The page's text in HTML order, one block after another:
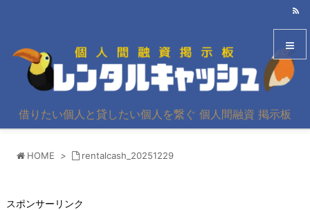
借りたい個人と貸したい個人を繋ぐ 個人間融資 掲示板
HOME > rentalcash_20251229
スポンサーリンク